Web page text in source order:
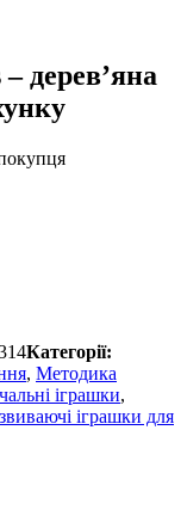
дерев’яна
Категорії:
, Методика
іграшки,
іграшки для